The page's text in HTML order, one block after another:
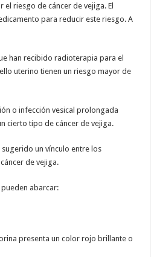
el riesgo de cáncer de vejiga. El
para reducir este riesgo. A
han recibido radioterapia para el
uterino tienen un riesgo mayor de
o infección vesical prolongada
cierto tipo de cáncer de vejiga.
un vínculo entre los
de vejiga.
pueden abarcar:
presenta un color rojo brillante o